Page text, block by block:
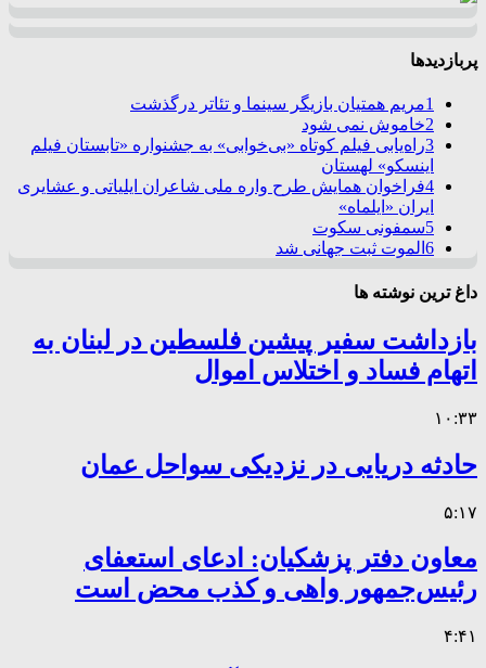
پربازدیدها
1مریم همتیان بازیگر سینما و تئاتر درگذشت
2خاموش نمی شود
3راه‌یابی فیلم کوتاه «بی‌خوابی» به جشنواره «تابستان فیلم
اینسکو» لهستان
4فراخوان همایش طرح واره ملی شاعران ایلیاتی و عشایری
ایران «ایلماه»
5سمفونی سکوت
6 الموت ثبت جهانی شد
داغ ترین نوشته ها
بازداشت سفیر پیشین فلسطین در لبنان به
اتهام فساد و اختلاس اموال
۱۰:۳۳
حادثه دریایی در نزدیکی سواحل عمان
۵:۱۷
معاون دفتر پزشکیان: ادعای استعفای
رئیس‌جمهور واهی و کذب محض است
۴:۴۱